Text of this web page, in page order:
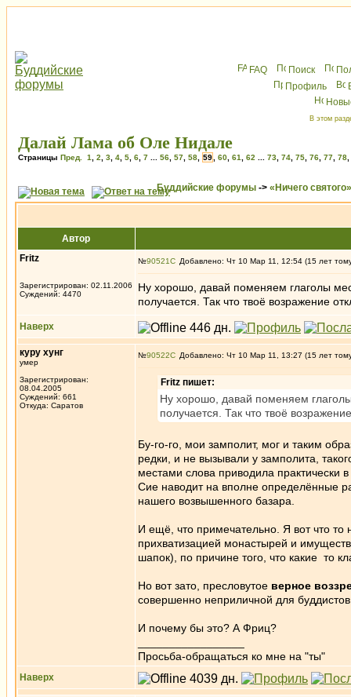
FAQ Поиск
Профиль
В этом
Далай Лама об Оле Нидале
Страницы Пред. 1 2 3 4 5 6 7 56 57 58 59 60 61 62 73 74 75 76 77 78
Буддийские форумы -> «Ничего святого»
Автор
Fritz
Зарегистрирован: 02.11.2006
Суждений: 4470
№90521 Добавлено: Чт 10 Мар 11, 12:54 (15 лет
Ну хорошо, давай поменяем глаголы
получается. Так что твоё возражение
Наверх
куру хунг
умер
Зарегистрирован:
08.04.2005
Суждений: 661
Откуда: Саратов
№90522 Добавлено: Чт 10 Мар 11, 13:27 (15 лет
Fritz пишет:
Ну хорошо, давай поменяем
получается. Так что твоё
Бу-го-го, мои замполит, мог и таким
редки, и не вызывали у замполита,
местами слова приводила практически
Сие наводит на вполне определённые
нашего возвышенного базара.
И ещё, что примечательно. Я вот что то
прихватизацией монастырей и
шапок), по причине того, что какие то
Но вот зато, пресловутое верное
совершенно неприличной для
И почему бы это? А Фриц?
Просьба-обращаться ко мне на "ты"
Наверх